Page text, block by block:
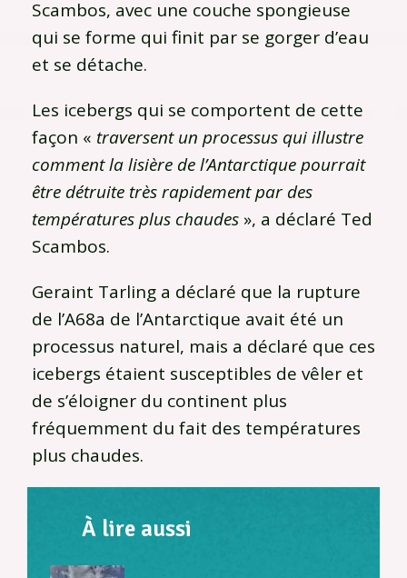
Scambos, avec une couche spongieuse
qui se forme qui finit par se gorger d’eau
et se détache.
Les icebergs qui se comportent de cette
façon « traversent un processus qui illustre
comment la lisière de l’Antarctique pourrait
être détruite très rapidement par des
températures plus chaudes », a déclaré Ted
Scambos.
Geraint Tarling a déclaré que la rupture
de l’A68a de l’Antarctique avait été un
processus naturel, mais a déclaré que ces
icebergs étaient susceptibles de vêler et
de s’éloigner du continent plus
fréquemment du fait des températures
plus chaudes.
À lire aussi